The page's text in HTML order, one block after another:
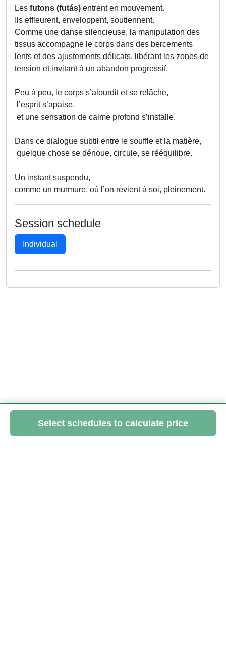
Les futons (futás) entrent en mouvement.
Ils effleurent, enveloppent, soutiennent.
Comme une danse silencieuse, la manipulation des
tissus accompagne le corps dans des bercements
lents et des ajustements délicats, libérant les zones de
tension et invitant à un abandon progressif.
Peu à peu, le corps s’alourdit et se relâche,
l’esprit s’apaise,
et une sensation de calme profond s’installe.
Dans ce dialogue subtil entre le souffle et la matière,
quelque chose se dénoue, circule, se rééquilibre.
Un instant suspendu,
comme un murmure, où l’on revient à soi, pleinement.
Session schedule
Individual